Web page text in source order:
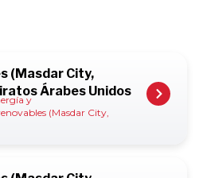
(Masdar City,
Árabes Unidos
y
(Masdar City,